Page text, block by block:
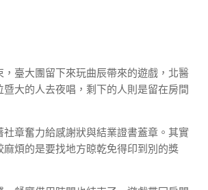
，臺大團留下來玩曲辰帶來的遊戲，北醫
暨大的人去夜唱，剩下的人則是留在房間
社章奮力給感謝狀與結業證書蓋章。其實
麻煩的是要找地方晾乾免得印到別的獎